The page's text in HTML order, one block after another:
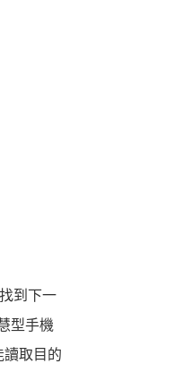
到下一
型手機
讀取目的